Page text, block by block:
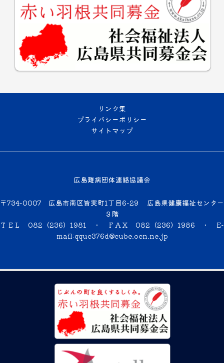
リンク集
プライバシーポリシー
サイトマップ
広島難病団体連絡協議会
〒734-0007 広島市南区皆実町1丁目6-29 広島県健康福祉センター
３階
ＴＥＬ 082（236）1981 ・ ＦＡＸ 082（236）1986 ・ E-
mail:qquc376d@cube.ocn.ne.jp